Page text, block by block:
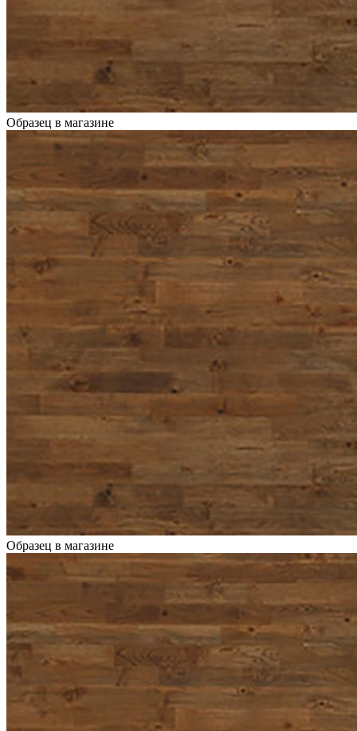
Образец в магазине
Образец в магазине